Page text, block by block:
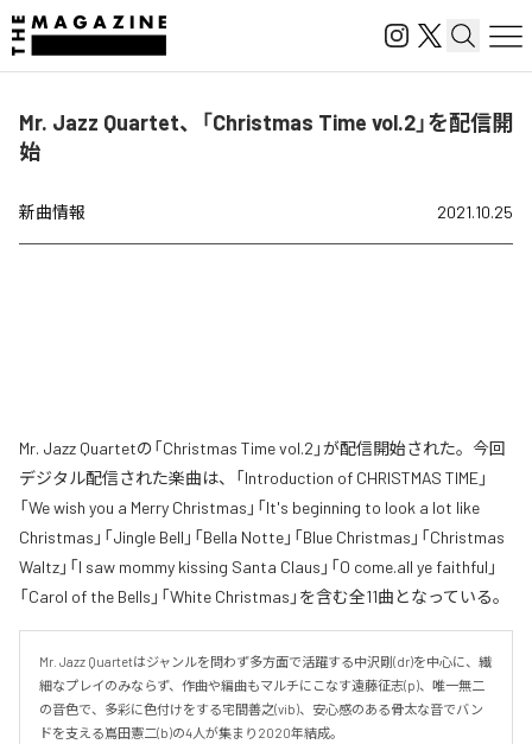
Mr. Jazz Quartet、「Christmas Time vol.2」を配信開
始
新曲情報 2021.10.25
Mr. Jazz Quartetの「Christmas Time vol.2」が配信開始された。今回
デジタル配信された楽曲は、「Introduction of CHRISTMAS TIME」
「We wish you a Merry Christmas」「It's beginning to look a lot like
Christmas」「Jingle Bell」「Bella Notte」「Blue Christmas」「Christmas
Waltz」「I saw mommy kissing Santa Claus」「O come.all ye faithful」
「Carol of the Bells」「White Christmas」を含む全11曲となっている。
Mr. Jazz Quartetはジャンルを問わず多方面で活躍する中沢剛(dr)を中心に、繊
細なプレイのみならず、作曲や編曲もマルチにこなす遠藤征志(p)、唯一無二
の音色で、多彩に色付けをする宅間善之(vib)、安心感のある骨太な音でバン
ドを支える嶌田憲二(b)の4人が集まり2020年結成。